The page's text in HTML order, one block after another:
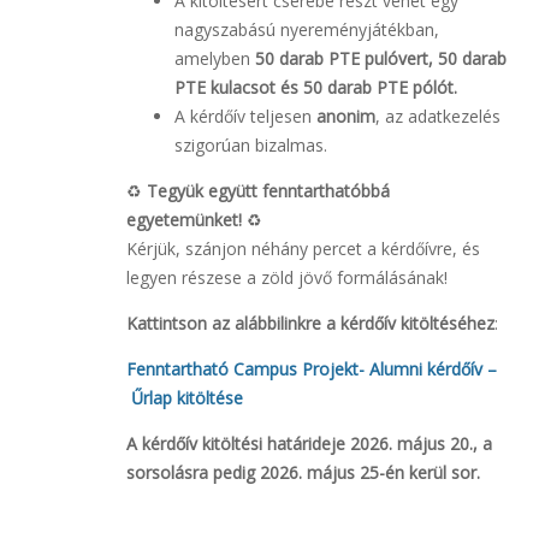
nagyszabású nyereményjátékban,
amelyben 50 darab PTE pulóvert, 50 darab
PTE kulacsot és 50 darab PTE pólót.
A kérdőív teljesen anonim, az adatkezelés
szigorúan bizalmas.
♻️ Tegyük együtt fenntarthatóbbá
egyetemünket! ♻️
Kérjük, szánjon néhány percet a kérdőívre, és
legyen részese a zöld jövő formálásának!
Kattintson az alábbilinkre a kérdőív kitöltéséhez:
Fenntartható Campus Projekt- Alumni kérdőív –
Űrlap kitöltése
A kérdőív kitöltési határideje 2026. május 20., a
sorsolásra pedig 2026. május 25-én kerül sor.